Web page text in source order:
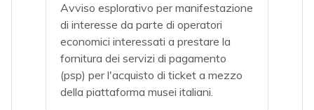
Avviso esplorativo per manifestazione
di interesse da parte di operatori
economici interessati a prestare la
fornitura dei servizi di pagamento
(psp) per l'acquisto di ticket a mezzo
della piattaforma musei italiani.